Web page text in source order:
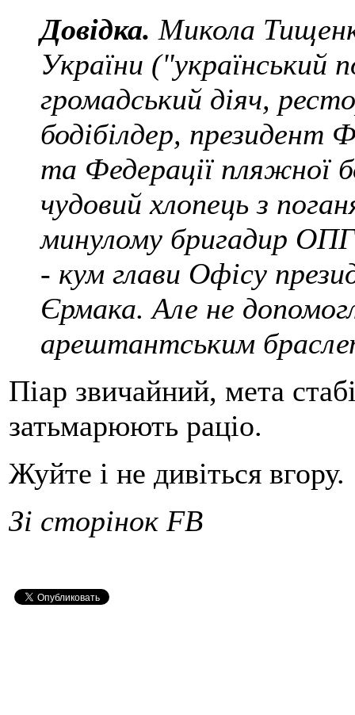
Довідка. Микола
України ("український
громадський діяч,
бодібілдер, президент
та Федерації пляжної
чудовий хлопець з
минулому бригадир
- кум глави Офісу
Єрмака. Але не
арештантським
Піар звичайний, мета
затьмарюють раціо.
Жуйте і не дивіться вгору.
Зі сторінок FB